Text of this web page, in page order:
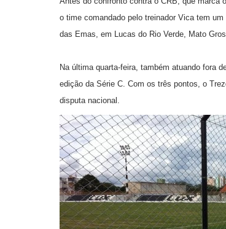
o time comandado pelo treinador Vica tem
das Emas, em Lucas do Rio Verde, Mato
Na última quarta-feira, também atuando fora
edição da Série C. Com os três pontos, o
disputa nacional.